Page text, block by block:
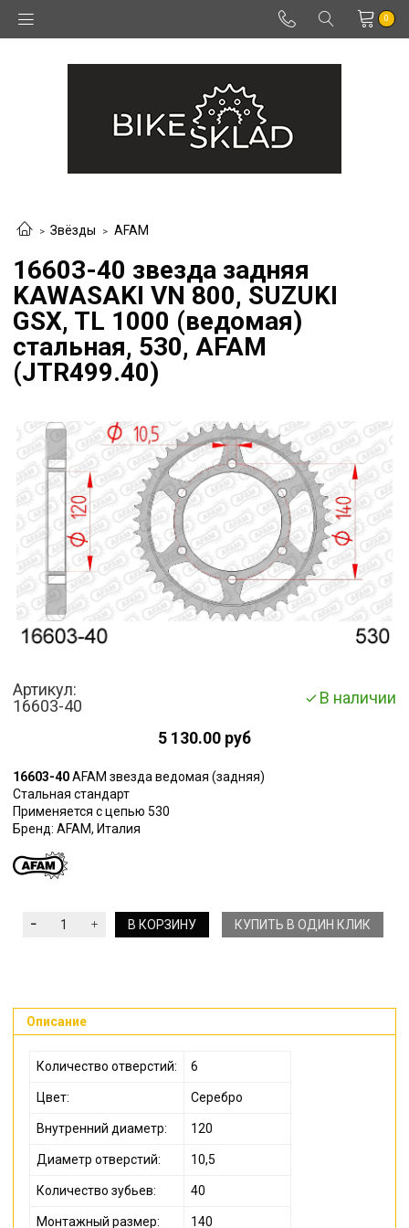
0
Звёзды AFAM
16603-40 звезда задняя
KAWASAKI VN 800, SUZUKI
GSX, TL 1000 (ведомая)
стальная, 530, AFAM
(JTR499.40)
Артикул:
16603-40
В наличии
5 130.00 руб
16603-40AFAM звезда ведомая (задняя)
Стальная стандарт
Применяется с цепью 530
Бренд: AFAM, Италия
В КОРЗИНУ КУПИТЬ В ОДИН КЛИК
Описание
Количество отверстий: 6
Цвет: Серебро
Внутренний диаметр: 120
Диаметр отверстий: 10,5
Количество зубьев: 40
Монтажный размер: 140